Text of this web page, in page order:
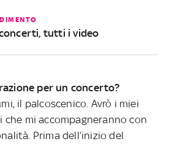
tutti i video
per un concerto?
il palcoscenico. Avrò i miei
che mi accompagneranno con
Prima dell’inizio del